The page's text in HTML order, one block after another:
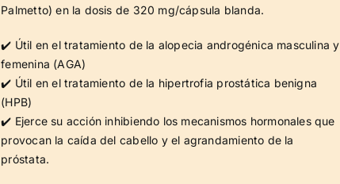
Palmetto) en la dosis de 320 mg/cápsula blanda.
✔️ Útil en el tratamiento de la alopecia androgénica masculina y
femenina (AGA)
✔️ Útil en el tratamiento de la hipertrofia prostática benigna
(HPB)
✔️ Ejerce su acción inhibiendo los mecanismos hormonales que
provocan la caída del cabello y el agrandamiento de la
próstata.